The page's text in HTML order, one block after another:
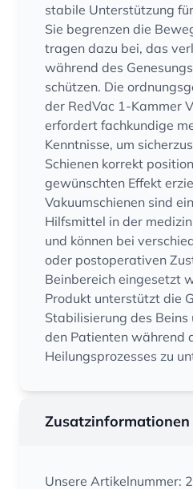
stabile Unterstützung
Sie begrenzen die
tragen dazu bei, das
während des
schützen. Die
der RedVac 1-Kammer
erfordert fachkundige
Kenntnisse, um
Schienen korrekt
gewünschten Effekt
Vakuumschienen sind
Hilfsmittel in der
und können bei
oder postoperativen
Beinbereich eingesetzt
Produkt unterstützt die
Stabilisierung des
den Patienten während
Heilungsprozesses zu
Zusatzinformationen
Unsere Artikelnummer: